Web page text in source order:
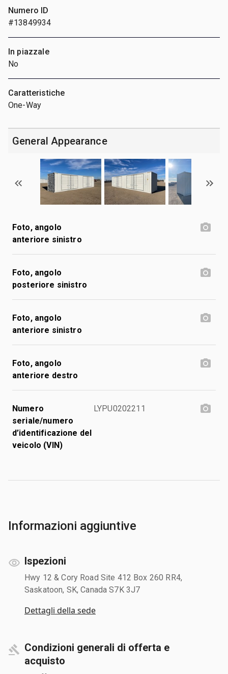
Numero ID
#13849934
In piazzale
No
Caratteristiche
One-Way
General Appearance
Foto, angolo
anteriore sinistro
Foto, angolo
posteriore sinistro
Foto, angolo
anteriore sinistro
Foto, angolo
anteriore destro
Numero
seriale/numero
d’identificazione del
veicolo (VIN)
LYPU0202211
Informazioni aggiuntive
Ispezioni
Hwy 12 & Cory Road Site 412 Box 260 RR4,
Saskatoon, SK, Canada S7K 3J7
Dettagli della sede
Condizioni generali di offerta e
acquisto